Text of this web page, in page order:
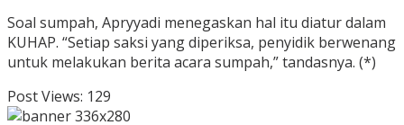
Soal sumpah, Apryyadi menegaskan hal itu diatur dalam
KUHAP. “Setiap saksi yang diperiksa, penyidik berwenang
untuk melakukan berita acara sumpah,” tandasnya. (*)
Post Views: 129